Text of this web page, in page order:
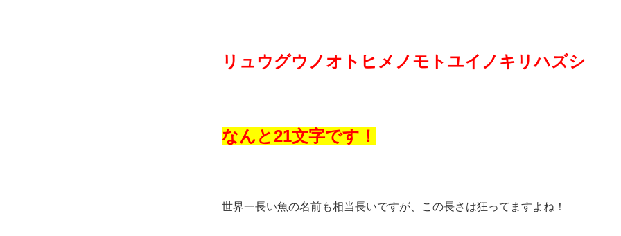
リュウグウノオトヒメノモトユイノキリハズシ
なんと21文字です！
世界一長い魚の名前も相当長いですが、この長さは狂ってますよね！